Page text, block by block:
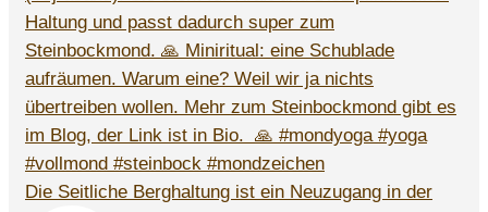
Die Seitliche Berghaltung ist ein Neuzugang in der